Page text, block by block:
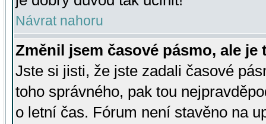
Návrat nahoru
Změnil jsem časové pásmo, ale je
Jste si jisti, že jste zadali časové
toho správného, pak tou
o letní čas. Fórum není stavěno na